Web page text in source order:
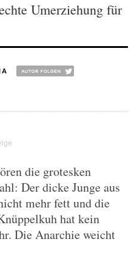
Umerziehung für
die grotesken
Der dicke Junge aus
mehr fett und die
hat kein
Die Anarchie weicht